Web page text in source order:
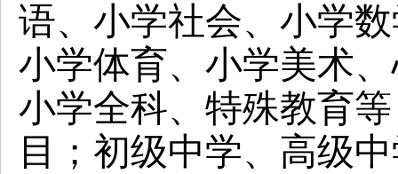
语、小学社会、小学
小学体育、小学美术
小学全科、特殊教育
目；初级中学、高级